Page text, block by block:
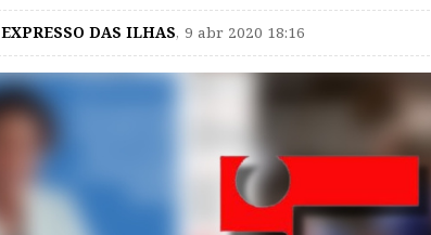
EXPRESSO DAS ILHAS, 9 abr 2020 18:16